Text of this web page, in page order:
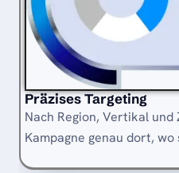
Präzises Targeting
Nach Region, Vertikal und
Kampagne genau dort, wo